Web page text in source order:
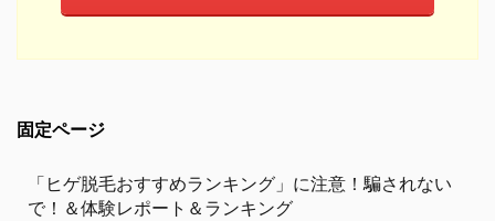
固定ページ
「ヒゲ脱毛おすすめランキング」に注意！騙されない
で！＆体験レポート＆ランキング